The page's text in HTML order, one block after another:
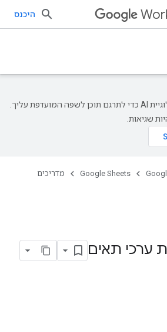
היכנס
‫Google משתמשת בטכנולוגיית AI כדי לתרגם תוכן לשפה המועדפת עליך.
שגיאות.
Google Sheets מדריכים
ערכי תאים